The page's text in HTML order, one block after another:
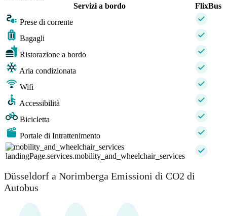
Servizi a bordo
FlixBus
Prese di corrente
Bagagli
Ristorazione a bordo
Aria condizionata
Wifi
Accessibilità
Bicicletta
Portale di Intrattenimento
landingPage.services.mobility_and_wheelchair_services
Düsseldorf a Norimberga Emissioni di CO2 di
Autobus